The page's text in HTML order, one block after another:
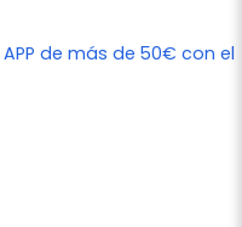
de más de 50€ con el